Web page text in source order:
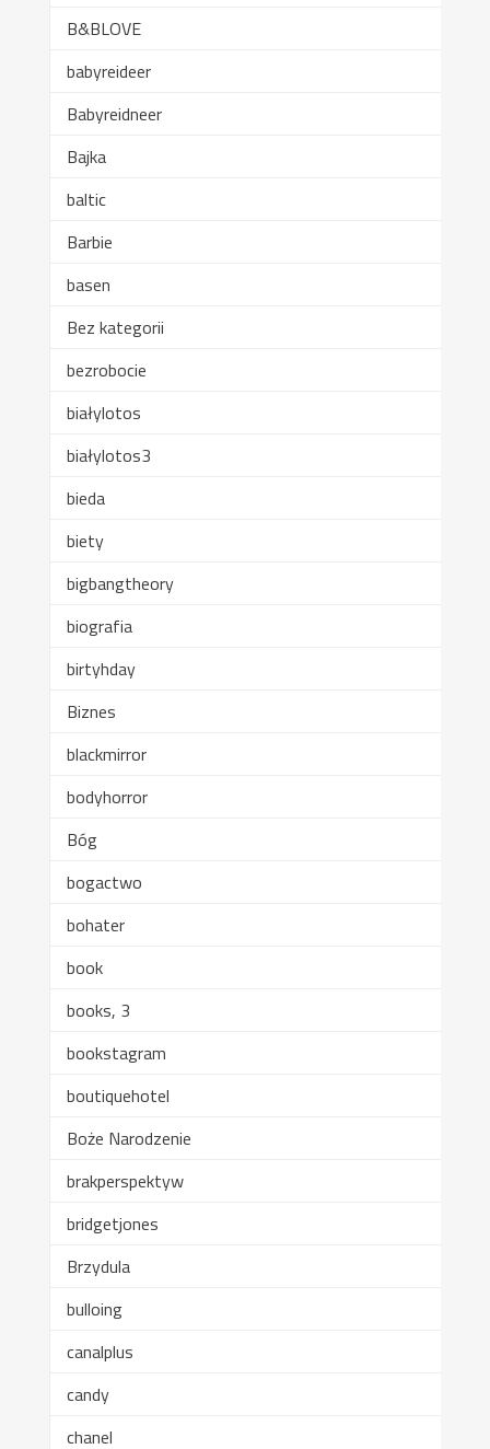
B&BLOVE
babyreideer
Babyreidneer
Bajka
baltic
Barbie
basen
Bez kategorii
bezrobocie
białylotos
białylotos3
bieda
biety
bigbangtheory
biografia
birtyhday
Biznes
blackmirror
bodyhorror
Bóg
bogactwo
bohater
book
books, 3
bookstagram
boutiquehotel
Boże Narodzenie
brakperspektyw
bridgetjones
Brzydula
bulloing
canalplus
candy
chanel